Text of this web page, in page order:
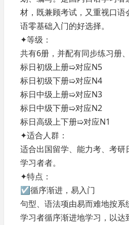
材，既兼顾考试，又重视口语
语零基础入门的好选择。
✦等级：
共有6册，并配有同步练习册
标日初级上册➯对应N5
标日初级下册➯对应N4
标日中级上册➯对应N3
标日中级下册➯对应N2
标日高级上下册➯对应N1
✦适合人群：
适合出国留学、能力考、考
学习者者。
✦特点：
☑循序渐进，易入门
句型、语法项由易而难地按
学习者循序渐进地学习，以达